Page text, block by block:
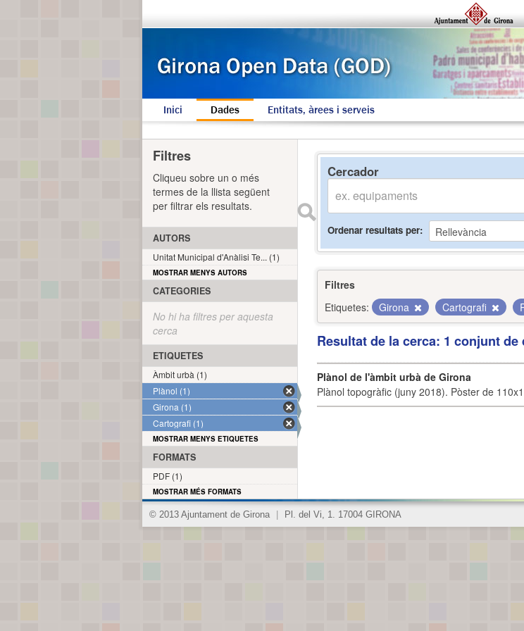
Inici Dades Entitats, àrees i serveis
Cercador
Ordenar resultats per
Filtres
Etiquetes:
Girona Cartografi
Resultat de la cerca: 1 conjunt de
Plànol de l'àmbit urbà de Girona
Plànol topogràfic (juny 2018). Pòster de
Filtres
Cliqueu sobre un o més
termes de la llista següent
per filtrar els resultats.
AUTORS
Unitat Municipal d'Anàlisi Te... (1)
MOSTRAR MENYS AUTORS
CATEGORIES
No hi ha filtres per aquesta
cerca
ETIQUETES
Àmbit urbà (1)
Plànol (1)
Girona (1)
Cartografi (1)
MOSTRAR MENYS ETIQUETES
FORMATS
PDF (1)
MOSTRAR MÉS FORMATS
© 2013 Ajuntament de Girona Pl. del Vi, 1. 17004 GIRONA